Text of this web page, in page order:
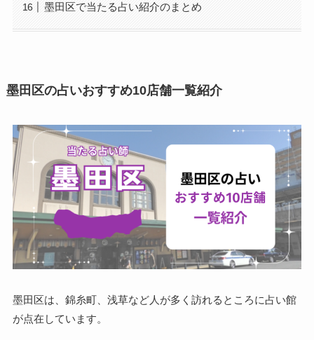
墨田区で当たる占い紹介のまとめ
墨田区の占いおすすめ10店舗一覧紹介
墨田区は、錦糸町、浅草など人が多く訪れるところに占い館
が点在しています。